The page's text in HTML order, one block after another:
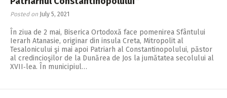
Posted on July 5, 2021
În ziua de 2 mai, Biserica Ortodoxă face pomenirea Sfântului
Ierarh Atanasie, originar din insula Creta, Mitropolit al
Tesalonicului şi mai apoi Patriarh al Constantinopolului, păstor
al credincioşilor de la Dunărea de Jos la jumătatea secolului al
XVII‑lea. În municipiul…